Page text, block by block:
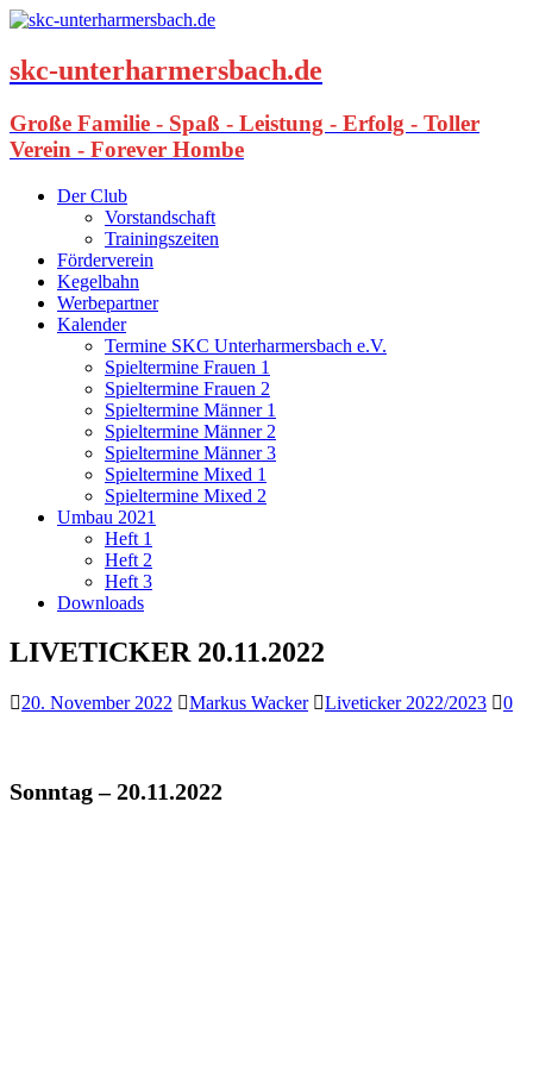
skc-unterharmersbach.de
Große Familie - Spaß - Leistung - Erfolg - Toller
Verein - Forever Hombe
Der Club
Vorstandschaft
Trainingszeiten
Förderverein
Kegelbahn
Werbepartner
Kalender
Termine SKC Unterharmersbach e.V.
Spieltermine Frauen 1
Spieltermine Frauen 2
Spieltermine Männer 1
Spieltermine Männer 2
Spieltermine Männer 3
Spieltermine Mixed 1
Spieltermine Mixed 2
Umbau 2021
Heft 1
Heft 2
Heft 3
Downloads
LIVETICKER 20.11.2022
20. November 2022 Markus Wacker Liveticker 2022/2023 0
Sonntag – 20.11.2022